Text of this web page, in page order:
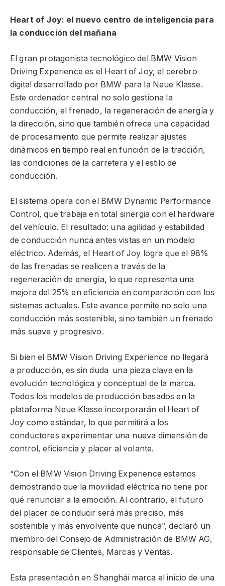
Heart of Joy: el nuevo centro de inteligencia para
la conducción del mañana
El gran protagonista tecnológico del BMW Vision
Driving Experience es el Heart of Joy, el cerebro
digital desarrollado por BMW para la Neue Klasse.
Este ordenador central no solo gestiona la
conducción, el frenado, la regeneración de energía y
la dirección, sino que también ofrece una capacidad
de procesamiento que permite realizar ajustes
dinámicos en tiempo real en función de la tracción,
las condiciones de la carretera y el estilo de
conducción.
El sistema opera con el BMW Dynamic Performance
Control, que trabaja en total sinergia con el hardware
del vehículo. El resultado: una agilidad y estabilidad
de conducción nunca antes vistas en un modelo
eléctrico. Además, el Heart of Joy logra que el 98%
de las frenadas se realicen a través de la
regeneración de energía, lo que representa una
mejora del 25% en eficiencia en comparación con los
sistemas actuales. Este avance permite no solo una
conducción más sostenible, sino también un frenado
más suave y progresivo.
Si bien el BMW Vision Driving Experience no llegará
a producción, es sin duda una pieza clave en la
evolución tecnológica y conceptual de la marca.
Todos los modelos de producción basados en la
plataforma Neue Klasse incorporarán el Heart of
Joy como estándar, lo que permitirá a los
conductores experimentar una nueva dimensión de
control, eficiencia y placer al volante.
“Con el BMW Vision Driving Experience estamos
demostrando que la movilidad eléctrica no tiene por
qué renunciar a la emoción. Al contrario, el futuro
del placer de conducir será más preciso, más
sostenible y más envolvente que nunca”, declaró un
miembro del Consejo de Administración de BMW AG,
responsable de Clientes, Marcas y Ventas.
Esta presentación en Shanghái marca el inicio de una